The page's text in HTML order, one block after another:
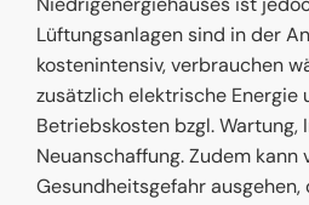
Lüftungsanlagen sind in der
kostenintensiv, verbrauchen
zusätzlich elektrische Energie
Betriebskosten bzgl. Wartung,
Neuanschaffung. Zudem kann
Gesundheitsgefahr